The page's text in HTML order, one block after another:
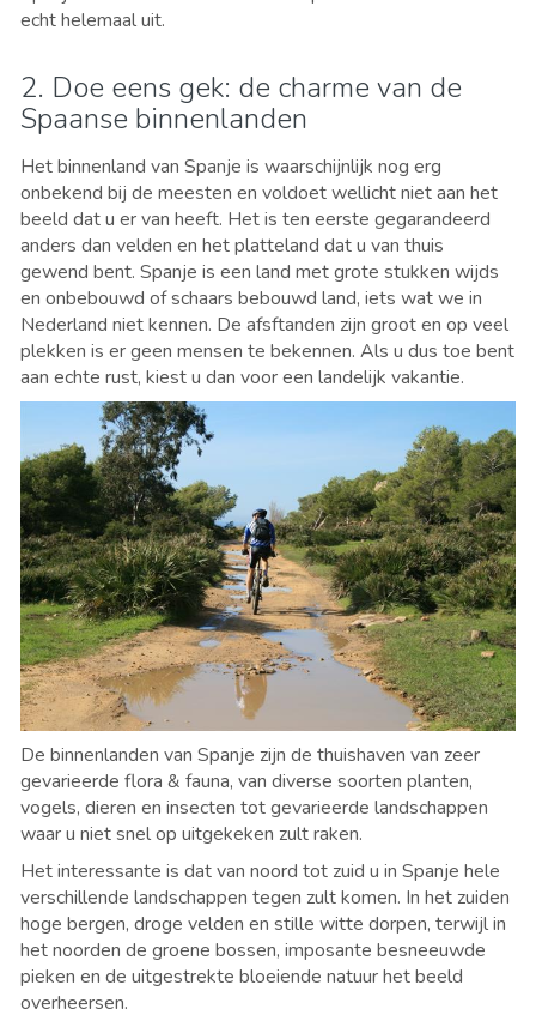
echt helemaal uit.
2. Doe eens gek: de charme van de
Spaanse binnenlanden
Het binnenland van Spanje is waarschijnlijk nog erg
onbekend bij de meesten en voldoet wellicht niet aan het
beeld dat u er van heeft. Het is ten eerste gegarandeerd
anders dan velden en het platteland dat u van thuis
gewend bent. Spanje is een land met grote stukken wijds
en onbebouwd of schaars bebouwd land, iets wat we in
Nederland niet kennen. De afsftanden zijn groot en op veel
plekken is er geen mensen te bekennen. Als u dus toe bent
aan echte rust, kiest u dan voor een landelijk vakantie.
De binnenlanden van Spanje zijn de thuishaven van zeer
gevarieerde flora & fauna, van diverse soorten planten,
vogels, dieren en insecten tot gevarieerde landschappen
waar u niet snel op uitgekeken zult raken.
Het interessante is dat van noord tot zuid u in Spanje hele
verschillende landschappen tegen zult komen. In het zuiden
hoge bergen, droge velden en stille witte dorpen, terwijl in
het noorden de groene bossen, imposante besneeuwde
pieken en de uitgestrekte bloeiende natuur het beeld
overheersen.